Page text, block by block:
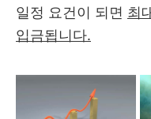
일정 요건이 되면 최
입금됩니다.